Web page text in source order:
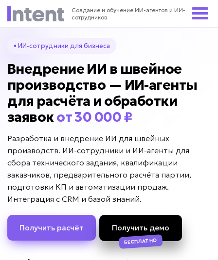
Создание и обучение ИИ-агентов и ИИ-
сотрудников
• ИИ-сотрудники для бизнеса
Внедрение ИИ в швейное
производство — ИИ-агенты
для расчёта и обработки
заявокот 30 000 ₽
Разработка и внедрение ИИ для швейных
производств. ИИ-сотрудники и ИИ-агенты для
сбора технического задания, квалификации
заказчиков, предварительного расчёта партии,
подготовки КП и автоматизации продаж.
Интеграция с CRM и базой знаний.
Получить расчёт Получить демо
БЕСПЛАТНО